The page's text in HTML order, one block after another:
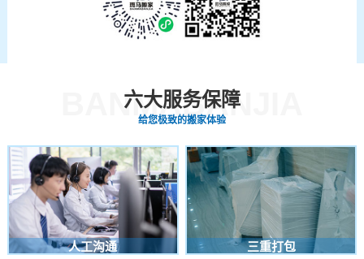
BANMABANJIA
六大服务保障
给您极致的搬家体验
人工沟通 三重打包